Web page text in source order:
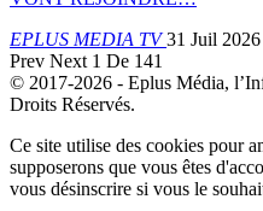
EPLUS MEDIA TV31 Juil 2026
Prev Next 1 De 141
© 2017-2026 - Eplus Média,
Droits Réservés.
Ce site utilise des cookies pour
supposerons que vous êtes
vous désinscrire si vous le